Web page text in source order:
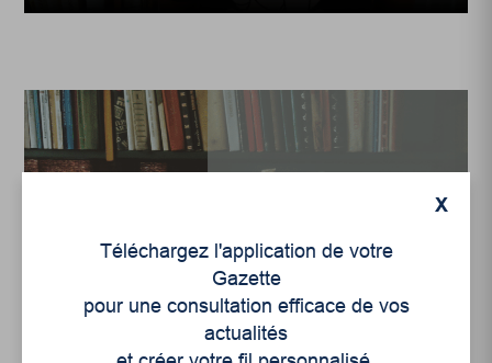
Critiques littéraires ,Culture, Littérature,Opinion
Du ventre des montagnes
X
Téléchargez l'application de votre
Gazette
pour une consultation efficace de vos
actualités